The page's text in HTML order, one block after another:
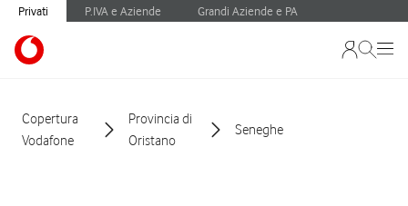
Privati P.IVA e Aziende Grandi Aziende e PA
Copertura
Vodafone
Provincia di
Oristano
Seneghe